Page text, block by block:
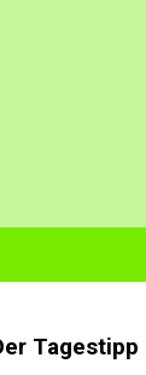
Tagestipp